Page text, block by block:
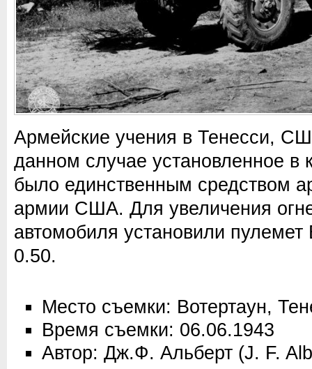
Армейские учения в Тенесси,
данном случае установленное в
было единственным средством
армии США. Для увеличения
автомобиля установили пулемет
0.50.
Место съемки: Вотертаун,
Время съемки: 06.06.1943
Автор: Дж.Ф. Альберт (J. F.